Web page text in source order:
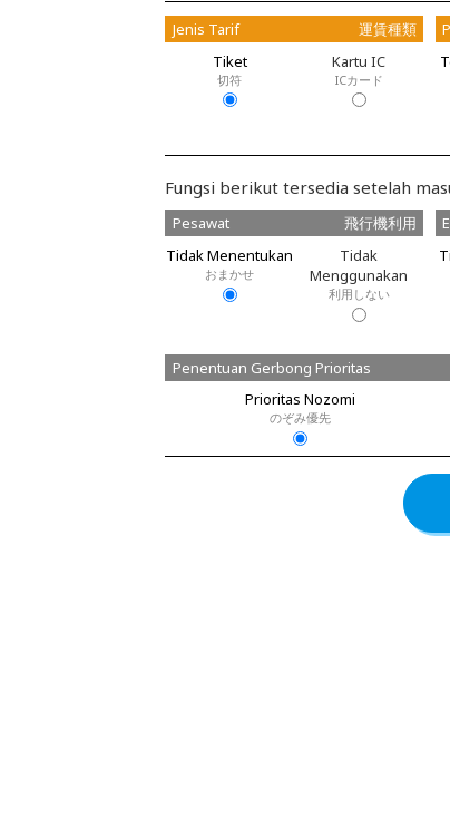
Jenis Tarif
運賃種類
Tiket
切符
Kartu IC
ICカード
Fungsi berikut tersedia setelah
Pesawat
飛行機利用
Tidak Menentukan
おまかせ
Tidak
Menggunakan
利用しない
Penentuan Gerbong Prioritas
Prioritas Nozomi
のぞみ優先